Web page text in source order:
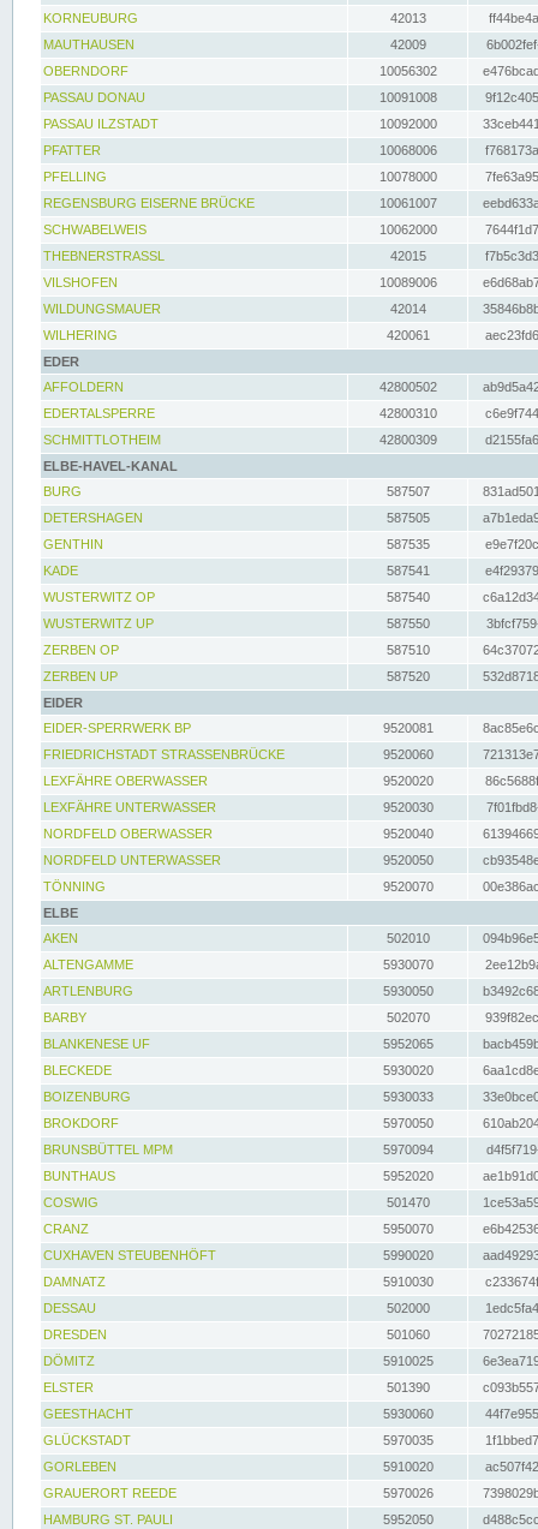
KORNEUBURG
42013
MAUTHAUSEN
42009
OBERNDORF
10056302
PASSAU DONAU
10091008
PASSAU ILZSTADT
10092000
PFATTER
10068006
PFELLING
10078000
REGENSBURG EISERNE BRÜCKE
10061007
SCHWABELWEIS
10062000
THEBNERSTRASSL
42015
VILSHOFEN
10089006
WILDUNGSMAUER
42014
WILHERING
420061
EDER
AFFOLDERN
42800502
EDERTALSPERRE
42800310
SCHMITTLOTHEIM
42800309
ELBE-HAVEL-KANAL
BURG
587507
DETERSHAGEN
587505
GENTHIN
587535
KADE
587541
WUSTERWITZ OP
587540
WUSTERWITZ UP
587550
ZERBEN OP
587510
ZERBEN UP
587520
EIDER
EIDER-SPERRWERK BP
9520081
FRIEDRICHSTADT STRASSENBRÜCKE
9520060
LEXFÄHRE OBERWASSER
9520020
LEXFÄHRE UNTERWASSER
9520030
NORDFELD OBERWASSER
9520040
NORDFELD UNTERWASSER
9520050
TÖNNING
9520070
ELBE
AKEN
502010
ALTENGAMME
5930070
ARTLENBURG
5930050
BARBY
502070
BLANKENESE UF
5952065
BLECKEDE
5930020
BOIZENBURG
5930033
BROKDORF
5970050
BRUNSBÜTTEL MPM
5970094
BUNTHAUS
5952020
COSWIG
501470
CRANZ
5950070
CUXHAVEN STEUBENHÖFT
5990020
DAMNATZ
5910030
DESSAU
502000
DRESDEN
501060
DÖMITZ
5910025
ELSTER
501390
GEESTHACHT
5930060
GLÜCKSTADT
5970035
GORLEBEN
5910020
GRAUERORT REEDE
5970026
HAMBURG ST. PAULI
5952050